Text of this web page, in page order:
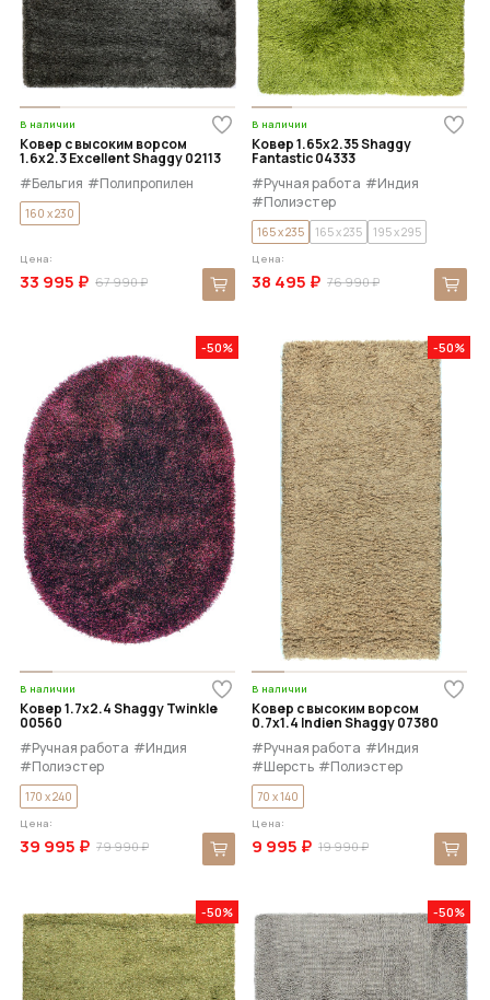
В наличии
Ковер с высоким ворсом
1.6x2.3 Excellent Shaggy 02113
#Бельгия #Полипропилен
160 x 230
Цена:
67 990 ₽
33 995 ₽
В наличии
Ковер 1.65x2.35 Shaggy
Fantastic 04333
#Ручная работа #Индия
#Полиэстер
165 x 235 165 x 235 195 x 295
Цена:
76 990 ₽
38 495 ₽
-50%
В наличии
Ковер 1.7x2.4 Shaggy Twinkle
00560
#Ручная работа #Индия
#Полиэстер
170 x 240
Цена:
79 990 ₽
39 995 ₽
-50%
В наличии
Ковер с высоким ворсом
0.7x1.4 Indien Shaggy 07380
#Ручная работа #Индия
#Шерсть #Полиэстер
70 x 140
Цена:
19 990 ₽
9 995 ₽
-50% -50%